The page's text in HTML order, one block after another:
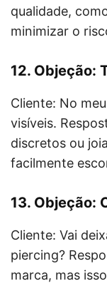
qualidade,
minimizar o
12. Objeção:
Cliente: No
visíveis.
discretos ou
facilmente
13. Objeção:
Cliente: Vai
piercing?
marca, mas